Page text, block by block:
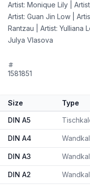
Artist: Monique Lily |
Artist: Guan Jin Low |
Rantzau | Artist: Yulliana
Julya Vlasova
1581851
Size Type
DIN A5
DIN A4
DIN A3
DIN A2